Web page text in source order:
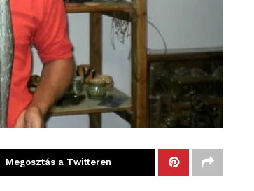
Megosztás a Twitteren